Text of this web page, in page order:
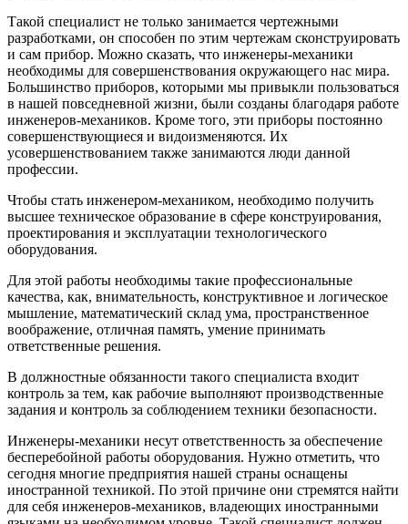
Такой специалист не только занимается чертежными
разработками, он способен по этим чертежам сконструировать
и сам прибор. Можно сказать, что инженеры-механики
необходимы для совершенствования окружающего нас мира.
Большинство приборов, которыми мы привыкли пользоваться
в нашей повседневной жизни, были созданы благодаря работе
инженеров-механиков. Кроме того, эти приборы постоянно
совершенствующиеся и видоизменяются. Их
усовершенствованием также занимаются люди данной
профессии.
Чтобы стать инженером-механиком, необходимо получить
высшее техническое образование в сфере конструирования,
проектирования и эксплуатации технологического
оборудования.
Для этой работы необходимы такие профессиональные
качества, как, внимательность, конструктивное и логическое
мышление, математический склад ума, пространственное
воображение, отличная память, умение принимать
ответственные решения.
В должностные обязанности такого специалиста входит
контроль за тем, как рабочие выполняют производственные
задания и контроль за соблюдением техники безопасности.
Инженеры-механики несут ответственность за обеспечение
бесперебойной работы оборудования. Нужно отметить, что
сегодня многие предприятия нашей страны оснащены
иностранной техникой. По этой причине они стремятся найти
для себя инженеров-механиков, владеющих иностранными